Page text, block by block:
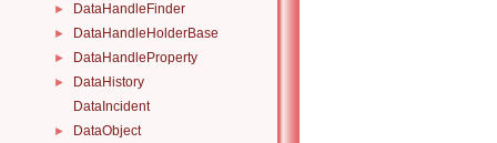
► DataHandleFinder
► DataHandleHolderBase
► DataHandleProperty
►
DataHistory
DataIncident
► DataObject